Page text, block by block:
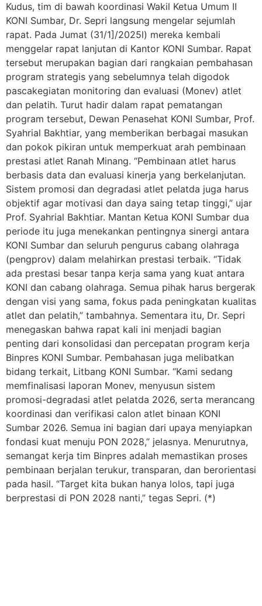
Kudus, tim di bawah koordinasi Wakil Ketua Umum II
KONI Sumbar, Dr. Sepri langsung mengelar sejumlah
rapat. Pada Jumat (31/1]/2025l) mereka kembali
menggelar rapat lanjutan di Kantor KONI Sumbar. Rapat
tersebut merupakan bagian dari rangkaian pembahasan
program strategis yang sebelumnya telah digodok
pascakegiatan monitoring dan evaluasi (Monev) atlet
dan pelatih. Turut hadir dalam rapat pematangan
program tersebut, Dewan Penasehat KONI Sumbar, Prof.
Syahrial Bakhtiar, yang memberikan berbagai masukan
dan pokok pikiran untuk memperkuat arah pembinaan
prestasi atlet Ranah Minang. “Pembinaan atlet harus
berbasis data dan evaluasi kinerja yang berkelanjutan.
Sistem promosi dan degradasi atlet pelatda juga harus
objektif agar motivasi dan daya saing tetap tinggi,” ujar
Prof. Syahrial Bakhtiar. Mantan Ketua KONI Sumbar dua
periode itu juga menekankan pentingnya sinergi antara
KONI Sumbar dan seluruh pengurus cabang olahraga
(pengprov) dalam melahirkan prestasi terbaik. “Tidak
ada prestasi besar tanpa kerja sama yang kuat antara
KONI dan cabang olahraga. Semua pihak harus bergerak
dengan visi yang sama, fokus pada peningkatan kualitas
atlet dan pelatih,” tambahnya. Sementara itu, Dr. Sepri
menegaskan bahwa rapat kali ini menjadi bagian
penting dari konsolidasi dan percepatan program kerja
Binpres KONI Sumbar. Pembahasan juga melibatkan
bidang terkait, Litbang KONI Sumbar. “Kami sedang
memfinalisasi laporan Monev, menyusun sistem
promosi-degradasi atlet pelatda 2026, serta merancang
koordinasi dan verifikasi calon atlet binaan KONI
Sumbar 2026. Semua ini bagian dari upaya menyiapkan
fondasi kuat menuju PON 2028,” jelasnya. Menurutnya,
semangat kerja tim Binpres adalah memastikan proses
pembinaan berjalan terukur, transparan, dan berorientasi
pada hasil. “Target kita bukan hanya lolos, tapi juga
berprestasi di PON 2028 nanti,” tegas Sepri. (*)